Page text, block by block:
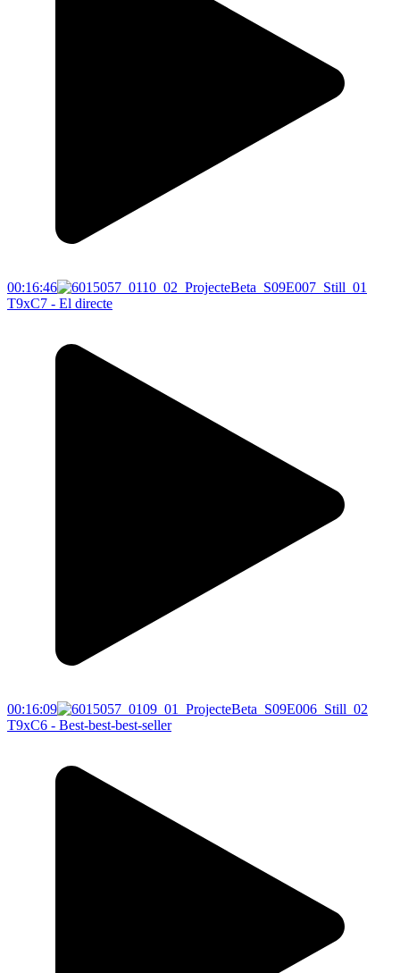
00:16:46
T9xC7 - El directe
00:16:09
T9xC6 - Best-best-best-seller